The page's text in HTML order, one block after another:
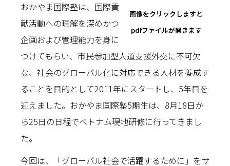
画像をクリックしますと
pdfファイルが開きます
おかやま国際塾は、国際貢
献活動への理解を深めかつ
企画および管理能力を身に
つけてもらい、市民参加型人道支援外交に不可欠
な、社会のグローバル化に対応できる人材を養成す
ることを目的として2011年にスタートし、5年目を
迎えました。おかやま国際塾5期生は、8月18日か
ら25日の日程でベトナム現地研修に行ってきまし
た。
今回は、「グローバル社会で活躍するために」をサ